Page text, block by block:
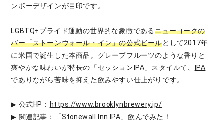
ンボーデザインが目印です。
LGBTQ+プライド運動の世界的な象徴であるニューヨークの
バー「ストーンウォール・イン」の公式ビールとして2017年
に米国で誕生した本商品。グレープフルーツのような香りと
爽やかな味わいが特長の「セッションIPA」スタイルで、
IPA
でありながら苦味を抑えた飲みやすい仕上がりです。
▶ 公式HP： https://www.brooklynbrewery.jp/
▶ 関連記事：
「Stonewall Inn IPA」飲んでみた！